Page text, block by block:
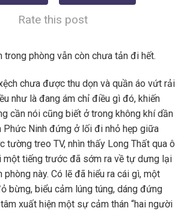
Rate this post
trong phòng vẫn còn chưa tản đi hết.
chưa được thu dọn và quần áo vứt rải
như là đang ám chỉ điều gì đó, khiến
cần nói cũng biết ở trong không khí dần
Phức Ninh đứng ở lối đi nhỏ hẹp giữa
tường treo TV, nhìn thấy Long Thất qua ô
một tiếng trước đã sớm ra về tự dưng lại
phòng này. Có lẽ đã hiểu ra cái gì, một
bừng, biểu cảm lúng túng, dáng đứng
xuất hiện một sự cảm thán “hai người